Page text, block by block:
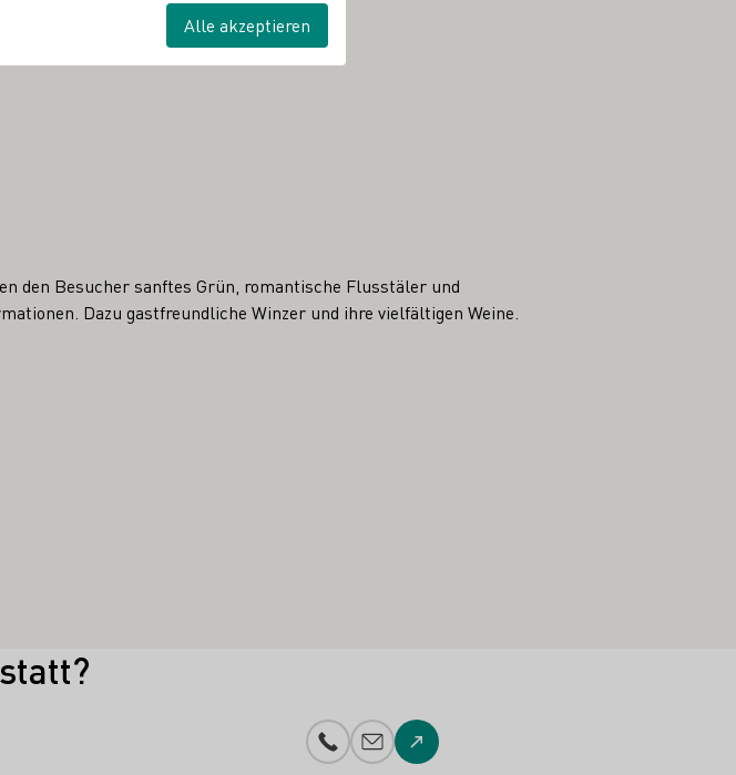
den Besucher sanftes Grün, romantische Flusstäler und
Dazu gastfreundliche Winzer und ihre vielfältigen Weine.
Telefonnummer
E-Mail-Adresse
Zur Website
Alle akzeptieren